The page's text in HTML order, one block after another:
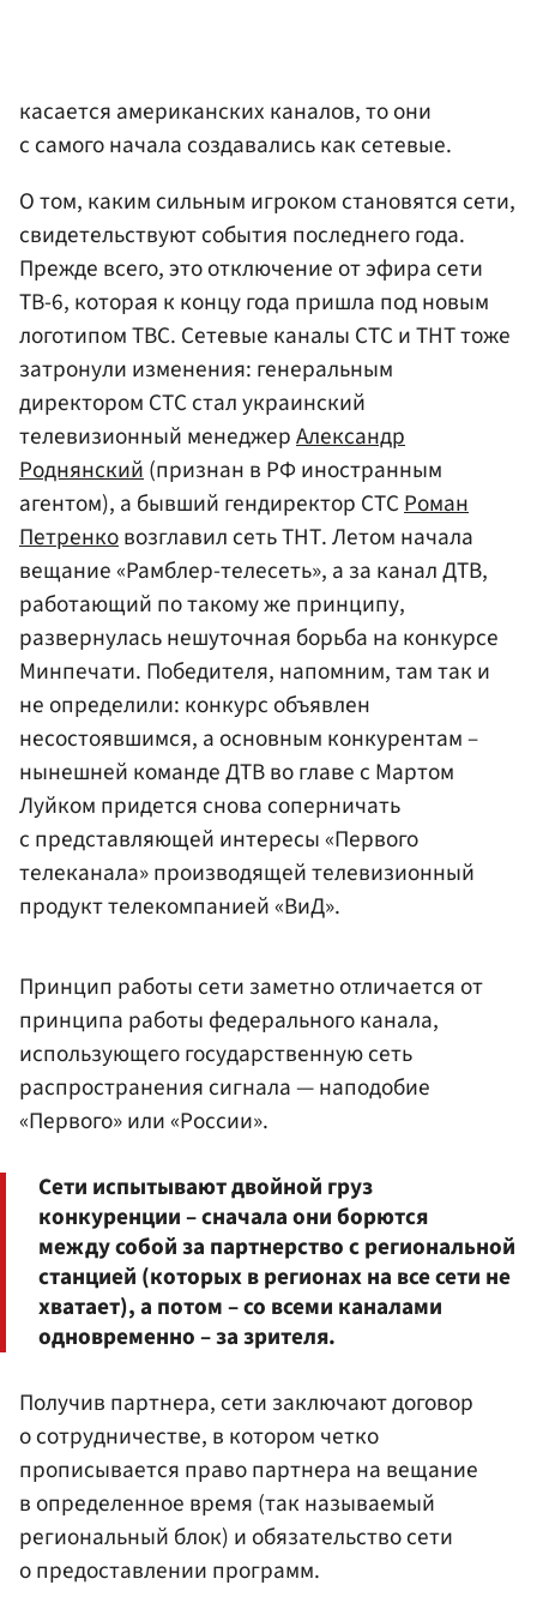
касается американских каналов, то они
с самого начала создавались как сетевые.
О том, каким сильным игроком становятся сети,
свидетельствуют события последнего года.
Прежде всего, это отключение от эфира сети
ТВ-6, которая к концу года пришла под новым
логотипом ТВС. Сетевые каналы СТС и ТНТ тоже
затронули изменения: генеральным
директором СТС стал украинский
телевизионный менеджерАлександр
Роднянский(признан в РФ иностранным
агентом), а бывший гендиректор СТСРоман
Петренковозглавил сеть ТНТ. Летом начала
вещание «Рамблер-телесеть», а за канал ДТВ,
работающий по такому же принципу,
развернулась нешуточная борьба на конкурсе
Минпечати. Победителя, напомним, там так и
не определили: конкурс объявлен
несостоявшимся, а основным конкурентам –
нынешней команде ДТВ во главе с Мартом
Луйком придется снова соперничать
с представляющей интересы «Первого
телеканала» производящей телевизионный
продукт телекомпанией «ВиД».
Принцип работы сети заметно отличается от
принципа работы федерального канала,
использующего государственную сеть
распространения сигнала — наподобие
«Первого» или «России».
Сети испытывают двойной груз
конкуренции – сначала они борются
между собой за партнерство с региональной
станцией (которых в регионах на все сети не
хватает), а потом – со всеми каналами
одновременно – за зрителя.
Получив партнера, сети заключают договор
о сотрудничестве, в котором четко
прописывается право партнера на вещание
в определенное время (так называемый
региональный блок) и обязательство сети
о предоставлении программ.